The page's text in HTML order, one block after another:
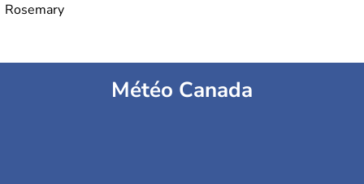
Rosemary
Météo Canada